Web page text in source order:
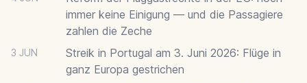
immer keine Einigung — und die Passagiere
zahlen die Zeche
3 JUN
Streik in Portugal am 3. Juni 2026: Flüge in
ganz Europa gestrichen